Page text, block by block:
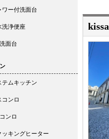
kissa
ワー付洗面台
洗浄便座
面台
テムキッチン
コンロ
ンロ
ッキングヒーター